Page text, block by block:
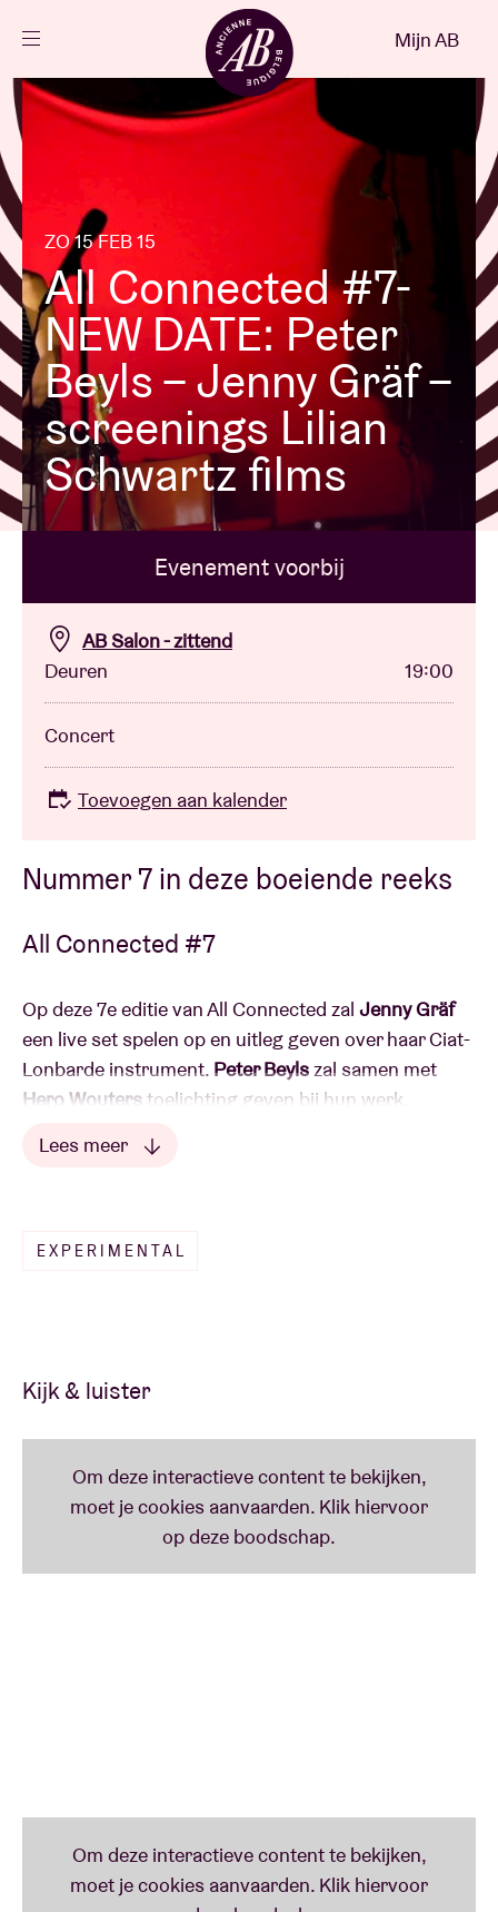
NL
Agenda
Projecten
Nieuws
Bezoekersinfo
AB ❤ you
BRDCST
ABtv
Concertcheque
Contact
Mijn AB
ZO 15 FEB 15
All Connected #7-
NEW DATE: Peter
Beyls – Jenny Gräf –
screenings Lilian
Schwartz films
Nummer 7 in deze boeiende reeks
All Connected #7
Op deze 7e editie van All Connected zal Jenny Gräf
een live set spelen op en uitleg geven over haar Ciat-
Lonbarde instrument. Peter Beylszal samen met
Hero Wouterstoelichting geven bij hun werk,
En om de avond helemaal compleet te maken zullen
computerkunst.
Inkom is gratis maar de plaatsen erg beperk.
Daarom vragen we u om in te schrijven via
reservationshuis23@abconcerts.be(met
vermelding ‘
All Connected 7’
Lees meer
EXPERIMENTAL
Kijk & luister
Evenement voorbij
AB Salon - zittend
Deuren
19:00
Concert
Toevoegen aan kalender